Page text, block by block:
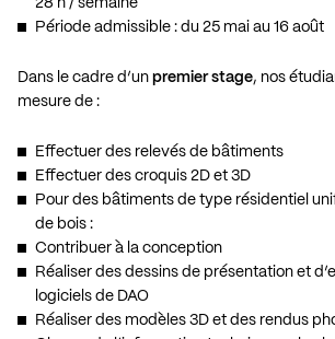
Période admissible : du 25 mai au 16 août
Dans le cadre d’un premier stage, nos
mesure de :
Effectuer des relevés de bâtiments
Effectuer des croquis 2D et 3D
Pour des bâtiments de type résidentiel
de bois :
Contribuer à la conception
Réaliser des dessins de présentation et
logiciels de DAO
Réaliser des modèles 3D et des rendus